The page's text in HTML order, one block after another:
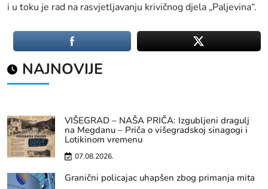
i u toku je rad na rasvjetljavanju krivičnog djela „Paljevina“.
NAJNOVIJE
VIŠEGRAD – NAŠA PRIČA: Izgubljeni dragulj
na Megdanu – Priča o višegradskoj sinagogi i
Lotikinom vremenu
07.08.2026.
Granični policajac uhapšen zbog primanja mita